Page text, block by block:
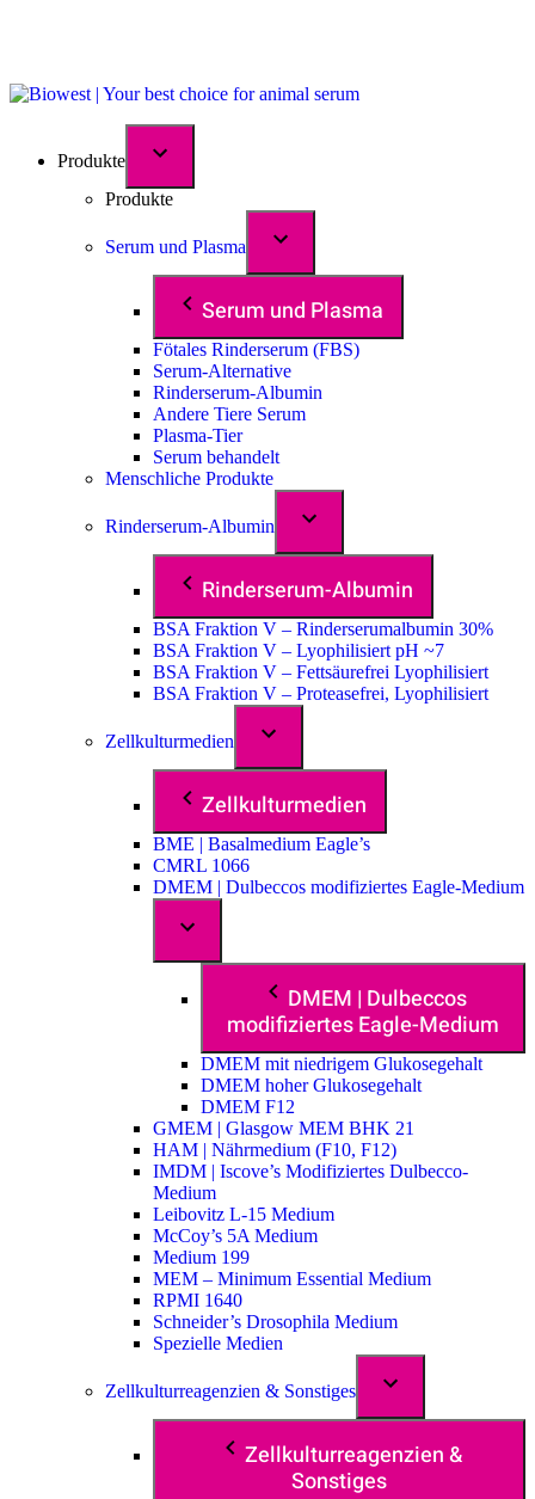
Produkte
Produkte
Serum und Plasma
Serum und Plasma
Fötales Rinderserum (FBS)
Serum-Alternative
Rinderserum-Albumin
Andere Tiere Serum
Plasma-Tier
Serum behandelt
Menschliche Produkte
Rinderserum-Albumin
Rinderserum-Albumin
BSA Fraktion V – Rinderserumalbumin 30%
BSA Fraktion V – Lyophilisiert pH ~7
BSA Fraktion V – Fettsäurefrei Lyophilisiert
BSA Fraktion V – Proteasefrei, Lyophilisiert
Zellkulturmedien
Zellkulturmedien
BME | Basalmedium Eagle’s
CMRL 1066
DMEM | Dulbeccos modifiziertes Eagle-Medium
DMEM | Dulbeccos
modifiziertes Eagle-Medium
DMEM mit niedrigem Glukosegehalt
DMEM hoher Glukosegehalt
DMEM F12
GMEM | Glasgow MEM BHK 21
HAM | Nährmedium (F10, F12)
IMDM | Iscove’s Modifiziertes Dulbecco-
Medium
Leibovitz L-15 Medium
McCoy’s 5A Medium
Medium 199
MEM – Minimum Essential Medium
RPMI 1640
Schneider’s Drosophila Medium
Spezielle Medien
Zellkulturreagenzien & Sonstiges
Zellkulturreagenzien &
Sonstiges